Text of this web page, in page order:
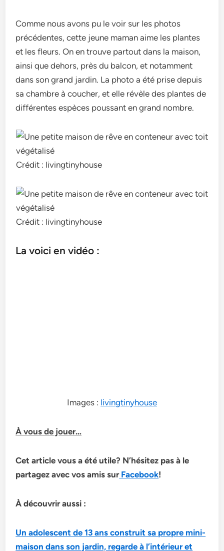
Comme nous avons pu le voir sur les photos
précédentes, cette jeune maman aime les plantes
et les fleurs. On en trouve partout dans la maison,
ainsi que dehors, près du balcon, et notamment
dans son grand jardin. La photo a été prise depuis
sa chambre à coucher, et elle révèle des plantes de
différentes espèces poussant en grand nombre.
Crédit : livingtinyhouse
Crédit : livingtinyhouse
La voici en vidéo :
Images : livingtinyhouse
À vous de jouer…
Cet article vous a été utile? N’hésitez pas à le
partagez avec vos amis surFacebook!
À découvrir aussi :
Un adolescent de 13 ans construit sa propre mini-
maison dans son jardin, regarde à l’intérieur et